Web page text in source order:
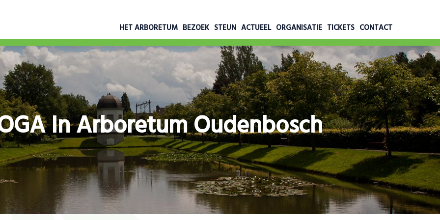
HET ARBORETUM BEZOEK STEUN ACTUEEL ORGANISATIE TICKETS CONTACT
In Arboretum Oudenbosch